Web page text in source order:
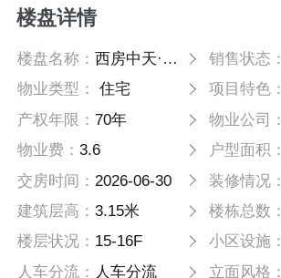
楼盘详情
楼盘名称：西房中天·湖翠云来府 销售状态：
物业类型：
住宅 项目特色：
产权年限：70年 物业公司：
物业费：3.6 户型面积：
交房时间： 2026-06-30 装修情况：
建筑层高：3.15米 楼栋总数：
楼层状况： 15-16F 小区设施：
人车分流： 人车分流 立面风格：